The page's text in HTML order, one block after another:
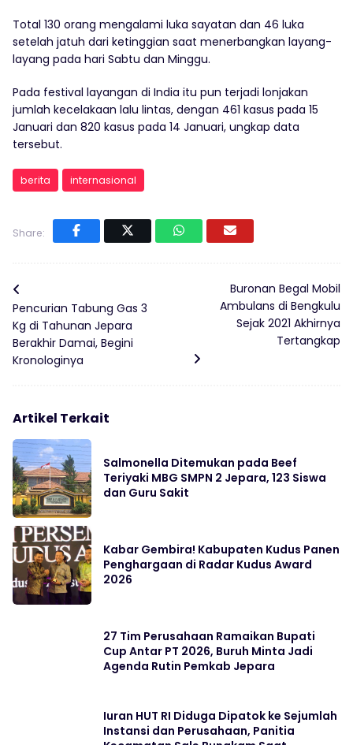
Total 130 orang mengalami luka sayatan dan 46 luka
setelah jatuh dari ketinggian saat menerbangkan layang-
layang pada hari Sabtu dan Minggu.
Pada festival layangan di India itu pun terjadi lonjakan
jumlah kecelakaan lalu lintas, dengan 461 kasus pada 15
Januari dan 820 kasus pada 14 Januari, ungkap data
tersebut.
berita internasional
Share:
Pencurian Tabung Gas 3
Kg di Tahunan Jepara
Berakhir Damai, Begini
Kronologinya
Buronan Begal Mobil
Ambulans di Bengkulu
Sejak 2021 Akhirnya
Tertangkap
Artikel Terkait
Salmonella Ditemukan pada Beef
Teriyaki MBG SMPN 2 Jepara, 123 Siswa
dan Guru Sakit
Kabar Gembira! Kabupaten Kudus Panen
Penghargaan di Radar Kudus Award
2026
27 Tim Perusahaan Ramaikan Bupati
Cup Antar PT 2026, Buruh Minta Jadi
Agenda Rutin Pemkab Jepara
Iuran HUT RI Diduga Dipatok ke Sejumlah
Instansi dan Perusahaan, Panitia